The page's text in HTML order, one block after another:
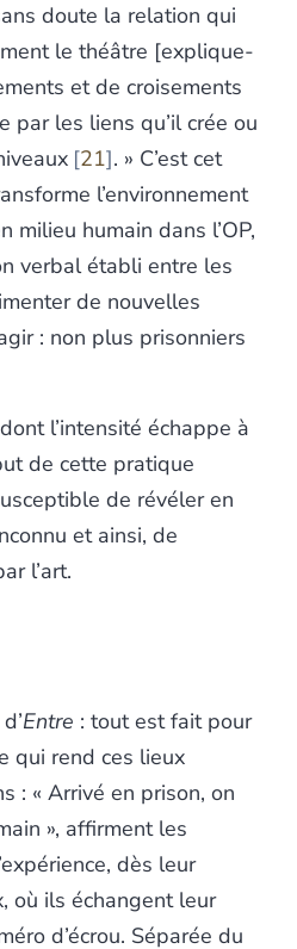
doute la relation qui
le théâtre [explique-
et de croisements
par les liens qu’il crée ou
21 . » C’est cet
l’environnement
milieu humain dans l’OP,
verbal établi entre les
de nouvelles
: non plus prisonniers
dont l’intensité échappe à
de cette pratique
de révéler en
et ainsi, de
l’art.
Entre : tout est fait pour
qui rend ces lieux
: « Arrivé en prison, on
», affirment les
dès leur
où ils échangent leur
d’écrou. Séparée du